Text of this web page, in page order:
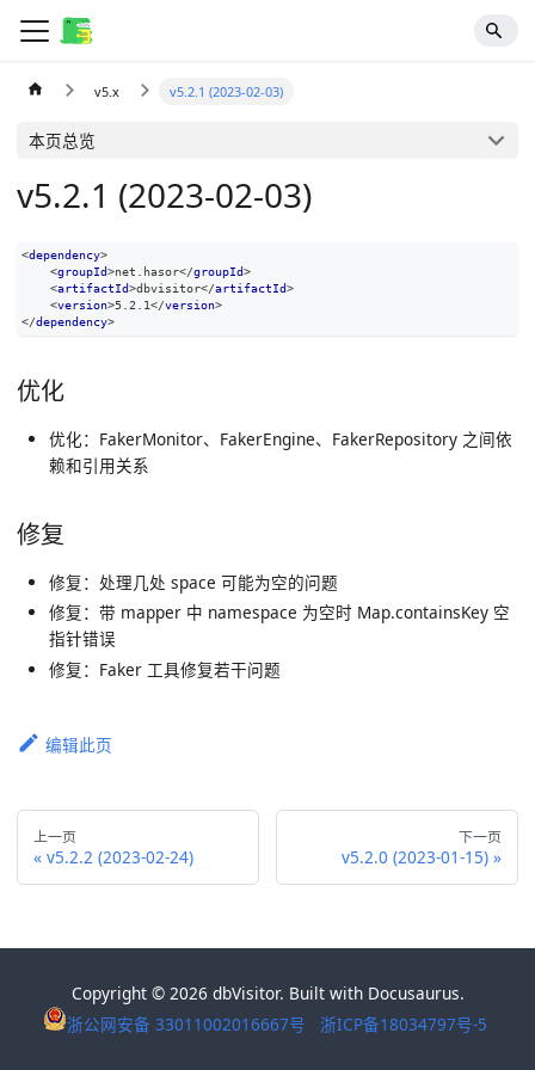
v5.x v5.2.1 (2023-02-03)
本页总览
v5.2.1 (2023-02-03)
<dependency>
<groupId>net.hasor</groupId>
<artifactId>dbvisitor</artifactId>
<version>5.2.1</version>
</dependency>
优化
优化：FakerMonitor、FakerEngine、FakerRepository 之间依
赖和引用关系
修复
修复：处理几处 space 可能为空的问题
修复：带 mapper 中 namespace 为空时 Map.containsKey 空
指针错误
修复：Faker 工具修复若干问题
编辑此页
上一页
v5.2.2 (2023-02-24)
下一页
v5.2.0 (2023-01-15)
Copyright © 2026 dbVisitor. Built with Docusaurus.
浙公网安备 33011002016667号
浙ICP备18034797号-5